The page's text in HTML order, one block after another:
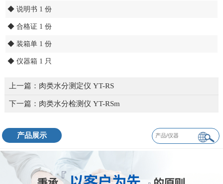
◆ 说明书 1 份
◆ 合格证 1 份
◆ 装箱单 1 份
◆ 仪器箱 1 只
上一篇： 肉类水分测定仪 YT-RS
下一篇： 肉类水分检测仪 YT-RSm
产品展示